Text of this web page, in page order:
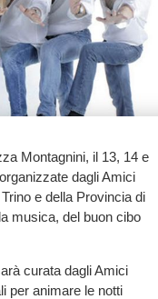
Montagnini, il 13, 14 e
dagli Amici
e della Provincia di
musica, del buon cibo
curata dagli Amici
per animare le notti